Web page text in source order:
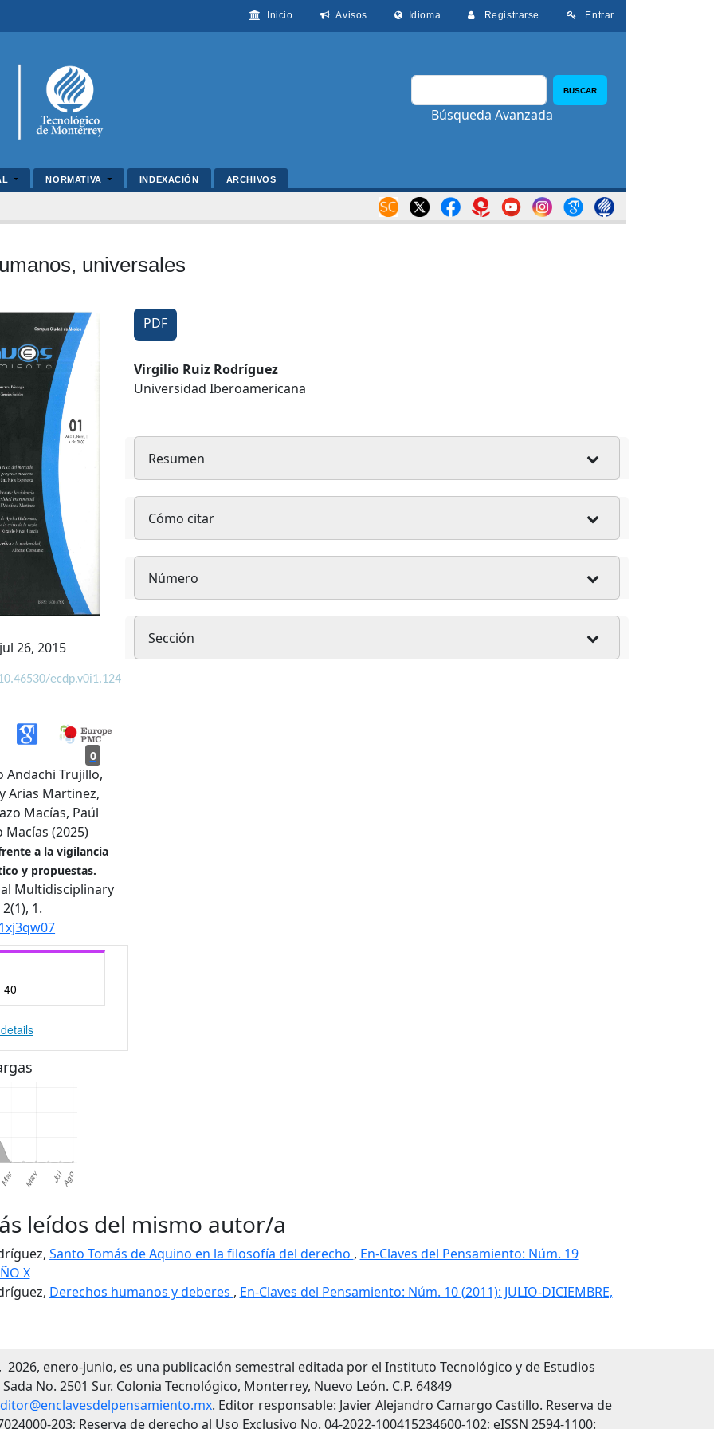
Inicio Avisos Idioma Registrarse Entrar
BUSCAR
Búsqueda Avanzada
NORMATIVA INDEXACIÓN ARCHIVOS
universales
jul 26, 2015
ecdp.v0i1.124
0
Andachi Trujillo,
Arias Martinez,
Macías, Paúl
Macías (2025)
a la vigilancia
y propuestas.
Multidisciplinary
2(1), 1.
40
PDF
Contenido
principal
del
artículo
Virgilio Ruiz Rodríguez
Universidad Iberoamericana
Resumen
Detalles
del
artículo
Cómo citar
Número
Sección
leídos del mismo autor/a
Santo Tomás de Aquino en la filosofía del derecho , En-Claves del Pensamiento: Núm. 19
X
Derechos humanos y deberes , En-Claves del Pensamiento: Núm. 10 (2011): JULIO-DICIEMBRE,
2026, enero-junio, es una publicación semestral editada por el Instituto Tecnológico y de Estudios
No. 2501 Sur. Colonia Tecnológico, Monterrey, Nuevo León. C.P. 64849
. Editor responsable: Javier Alejandro Camargo Castillo. Reserva de
203; Reserva de derecho al Uso Exclusivo No. 04-2022-100415234600-102; eISSN 2594-1100: